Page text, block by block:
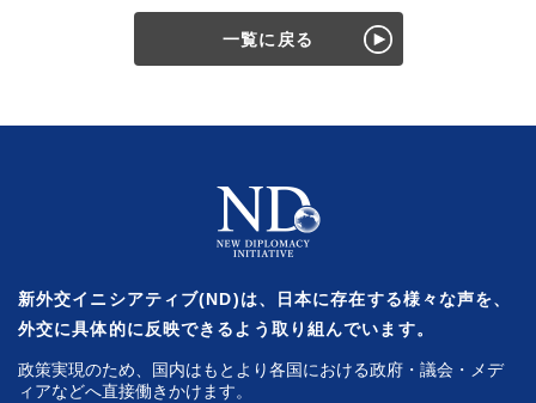
一覧に戻る
新外交イニシアティブ(ND)は、日本に存在する様々な声を、
外交に具体的に反映できるよう取り組んでいます。
政策実現のため、国内はもとより各国における政府・議会・メデ
ィアなどへ直接働きかけます。